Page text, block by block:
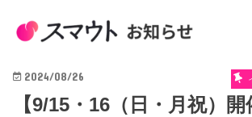
2024/08/26
【9/15・16（日・月祝）